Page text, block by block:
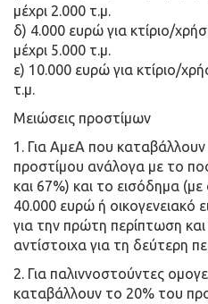
μέχρι 2.000 τ.μ.
δ) 4.000 ευρώ για κτίριο/
μέχρι 5.000 τ.μ.
ε) 10.000 ευρώ για κτίριο/
τ.μ.
Μειώσεις προστίμων
1. Για ΑμεΑ που
προστίμου ανάλογα με το
και 67%) και το εισόδημα
40.000 ευρώ ή οικογενειακό
για την πρώτη περίπτωση
αντίστοιχα για τη δεύτερη
2. Για παλιννοστούντες
καταβάλλουν το 20% του